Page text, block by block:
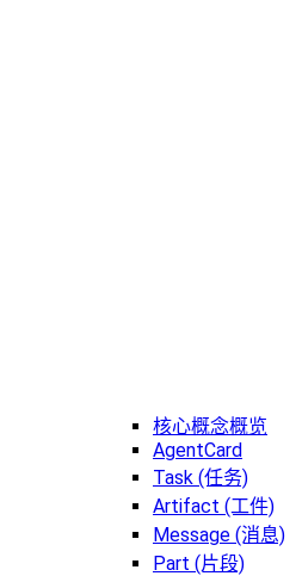
核心概念概览
AgentCard
Task (任务)
Artifact (工件)
Message (消息)
Part (片段)